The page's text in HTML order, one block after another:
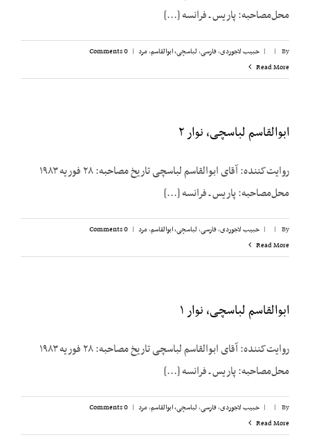
محل‌مصاحبه: پاریس ـ فرانسه [...]
By
|
| حبیب لاجوردی,فارسی,لباسچی، ابوالقاسم,مرد |
0 Comments
Read More
ابوالقاسم لباسچی، نوار ۲
روایت‌کننده: آقای ابوالقاسم لباسچی تاریخ مصاحبه: ۲۸ فوریه ۱۹۸۳
محل‌مصاحبه: پاریس ـ فرانسه [...]
By
|
| حبیب لاجوردی,فارسی,لباسچی، ابوالقاسم,مرد |
0 Comments
Read More
ابوالقاسم لباسچی، نوار ۱
روایت‌کننده: آقای ابوالقاسم لباسچی تاریخ مصاحبه: ۲۸ فوریه ۱۹۸۳
محل‌مصاحبه: پاریس ـ فرانسه [...]
By
|
| حبیب لاجوردی,فارسی,لباسچی، ابوالقاسم,مرد |
0 Comments
Read More